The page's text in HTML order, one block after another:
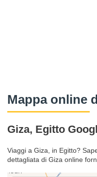
Mappa online
Giza, Egitto
Viaggi a Giza, in Egitto?
dettagliata di Giza online